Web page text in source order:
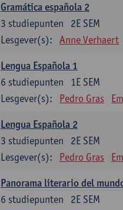
Gramática española 2
2E SEM
3 studiepunten
Lesgever(s):
Anne Verhaert
Lengua Española 1
1E SEM
6 studiepunten
Lesgever(s):
Pedro Gras
Lengua Española 2
2E SEM
3 studiepunten
Lesgever(s):
Pedro Gras
Panorama literario del
2E SEM
6 studiepunten